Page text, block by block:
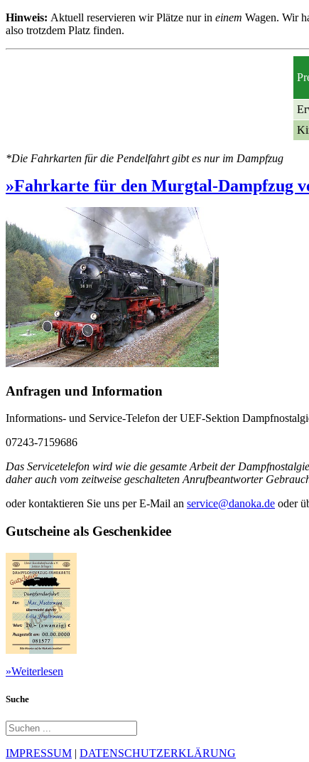
Hinweis: Aktuell reservieren wir Plätze nur in einem Wagen. Wir
also trotzdem Platz finden.
*Die Fahrkarten für die Pendelfahrt gibt es nur im Dampfzug
»Fahrkarte für den Murgtal-Dampfzug
Anfragen und Information
Informations- und Service-Telefon der UEF-Sektion
07243-7159686
Das Servicetelefon wird wie die gesamte Arbeit der
daher auch vom zeitweise geschalteten Anrufbeantworter
oder kontaktieren Sie uns per E-Mail an service@danoka.de oder
Gutscheine als Geschenkidee
»Weiterlesen
Suche
IMPRESSUM | DATENSCHUTZERKLÄRUNG